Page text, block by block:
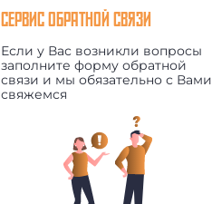
СЕРВИС ОБРАТНОЙ СВЯЗИ
Если у Вас возникли вопросы
заполните форму обратной
связи и мы обязательно с Вами
свяжемся